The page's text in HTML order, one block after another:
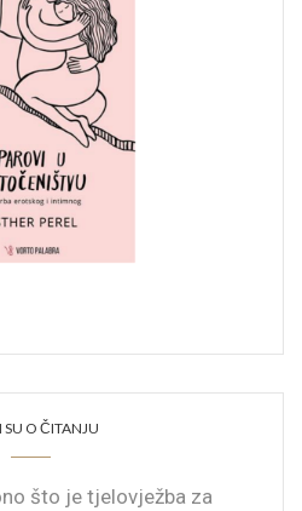
SU O ČITANJU
što je tjelovježba za